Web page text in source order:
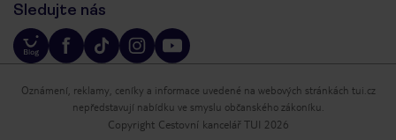
Sledujte nás
Oznámení, reklamy, ceníky a informace uvedené na webových stránkách tui.cz
nepředstavují nabídku ve smyslu občanského zákoníku.
Copyright Cestovní kancelář TUI 2026